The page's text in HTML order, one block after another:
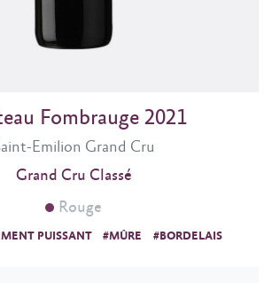
Emilion Grand Cru
Fombrauge 2021
Grand Cru Classé
Rouge
PUISSANT #MÛRE #BORDELAIS